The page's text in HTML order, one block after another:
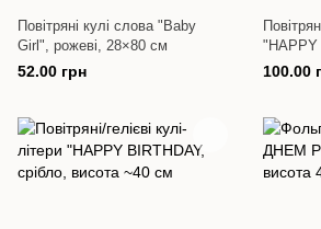
Повітряні кулі слова "Baby
Girl", рожеві, 28×80 см
52.00 грн
"HAPPY
золото,
100.00